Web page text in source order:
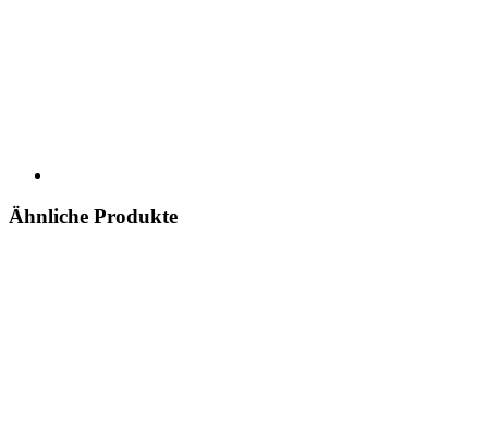
Ähnliche Produkte